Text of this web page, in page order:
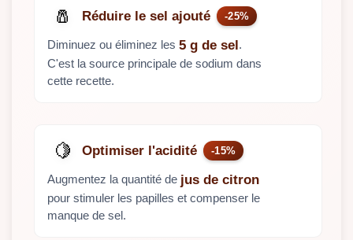
🧂 Réduire le sel ajouté -25%
Diminuez ou éliminez les 5 g de sel
C'est la source principale de sodium dans
cette recette.
🍋 Optimiser l'acidité -15%
Augmentez la quantité de jus de citron
pour stimuler les papilles et compenser le
manque de sel.